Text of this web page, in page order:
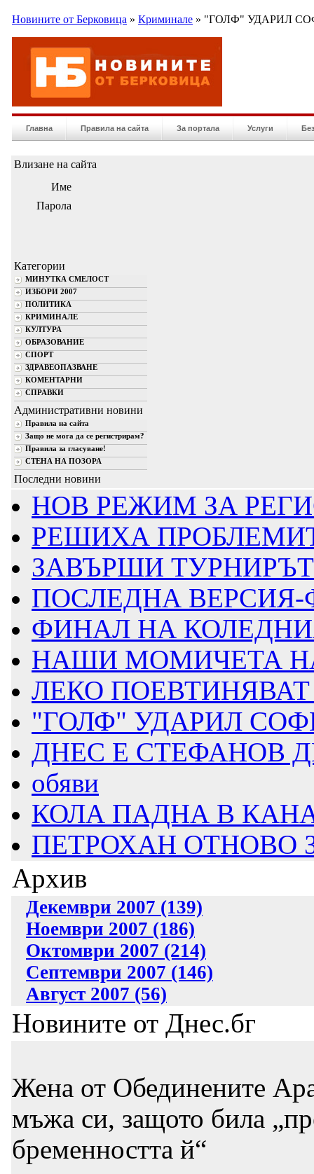
Новините от Берковица » Криминале » "ГОЛФ" УДАРИЛ
Главна Правила на сайта За портала Услуги
Влизане на сайта
Име
Парола
Категории
МИНУТКА СМЕЛОСТ
ИЗБОРИ 2007
ПОЛИТИКА
КРИМИНАЛЕ
КУЛТУРА
ОБРАЗОВАНИЕ
СПОРТ
ЗДРАВЕОПАЗВАНЕ
КОМЕНТАРНИ
СПРАВКИ
Административни новини
Правила на сайта
Защо не мога да се регистрирам?
Правила за гласуване!
СТЕНА НА ПОЗОРА
Последни новини
НОВ РЕЖИМ ЗА
РЕШИХА
ЗАВЪРШИ
ПОСЛЕДНА
ФИНАЛ НА
НАШИ МОМИЧЕТА
ЛЕКО
"ГОЛФ" УДАРИЛ
ДНЕС Е СТЕФАНОВ
обяви
КОЛА ПАДНА В
ПЕТРОХАН ОТНОВО
Архив
Декември 2007 (139)
Ноември 2007 (186)
Октомври 2007 (214)
Септември 2007 (146)
Август 2007 (56)
Новините от Днес.бг
Жена от Обединените
мъжа си, защото била
бременността й“